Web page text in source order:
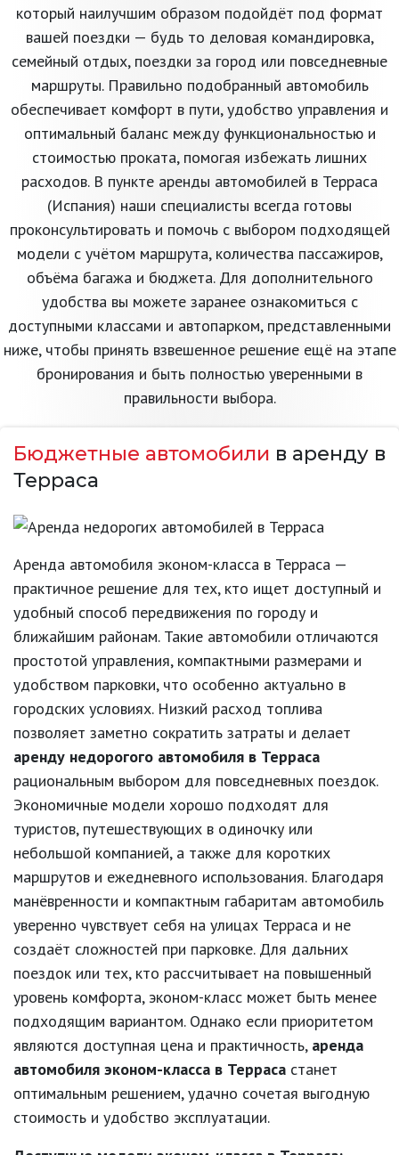
который наилучшим образом подойдёт под формат
вашей поездки — будь то деловая командировка,
семейный отдых, поездки за город или повседневные
маршруты. Правильно подобранный автомобиль
обеспечивает комфорт в пути, удобство управления и
оптимальный баланс между функциональностью и
стоимостью проката, помогая избежать лишних
расходов. В пункте аренды автомобилей в Терраса
(Испания) наши специалисты всегда готовы
проконсультировать и помочь с выбором подходящей
модели с учётом маршрута, количества пассажиров,
объёма багажа и бюджета. Для дополнительного
удобства вы можете заранее ознакомиться с
доступными классами и автопарком, представленными
ниже, чтобы принять взвешенное решение ещё на этапе
бронирования и быть полностью уверенными в
правильности выбора.
Бюджетные автомобили в аренду в
Терраса
Аренда автомобиля эконом-класса в Терраса —
практичное решение для тех, кто ищет доступный и
удобный способ передвижения по городу и
ближайшим районам. Такие автомобили отличаются
простотой управления, компактными размерами и
удобством парковки, что особенно актуально в
городских условиях. Низкий расход топлива
позволяет заметно сократить затраты и делает
аренду недорогого автомобиля в Терраса
рациональным выбором для повседневных поездок.
Экономичные модели хорошо подходят для
туристов, путешествующих в одиночку или
небольшой компанией, а также для коротких
маршрутов и ежедневного использования. Благодаря
манёвренности и компактным габаритам автомобиль
уверенно чувствует себя на улицах Терраса и не
создаёт сложностей при парковке. Для дальних
поездок или тех, кто рассчитывает на повышенный
уровень комфорта, эконом-класс может быть менее
подходящим вариантом. Однако если приоритетом
являются доступная цена и практичность, аренда
автомобиля эконом-класса в Терраса станет
оптимальным решением, удачно сочетая выгодную
стоимость и удобство эксплуатации.